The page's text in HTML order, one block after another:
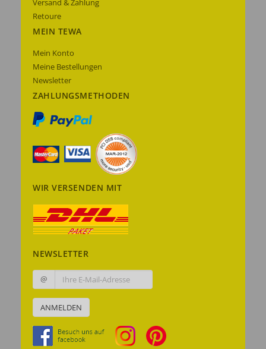
Versand & Zahlung
Retoure
MEIN TEWA
Mein Konto
Meine Bestellungen
Newsletter
ZAHLUNGSMETHODEN
WIR VERSENDEN MIT
NEWSLETTER
@
ANMELDEN